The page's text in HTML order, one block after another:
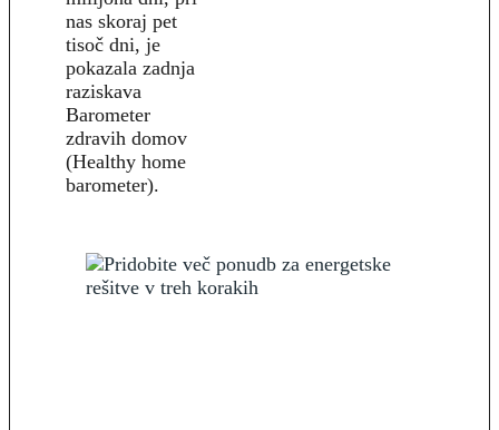
nas skoraj pet
tisoč dni, je
pokazala zadnja
raziskava
Barometer
zdravih domov
(Healthy home
barometer).